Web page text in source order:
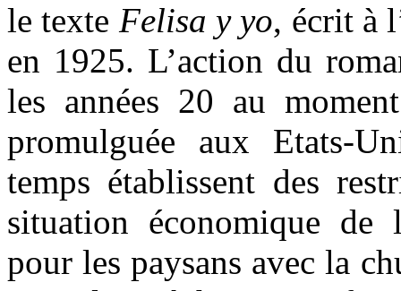
le texte Felisa y yo, écrit à
en 1925. L’action du
les années 20 au
promulguée aux Etats-
temps établissent des
situation économique de
pour les paysans avec la